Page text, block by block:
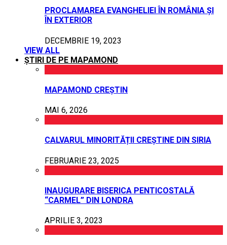
PROCLAMAREA EVANGHELIEI ÎN ROMÂNIA ȘI
ÎN EXTERIOR
DECEMBRIE 19, 2023
VIEW ALL
ȘTIRI DE PE MAPAMOND
MAPAMOND CREȘTIN
MAI 6, 2026
CALVARUL MINORITĂȚII CREȘTINE DIN SIRIA
FEBRUARIE 23, 2025
INAUGURARE BISERICA PENTICOSTALĂ
“CARMEL” DIN LONDRA
APRILIE 3, 2023